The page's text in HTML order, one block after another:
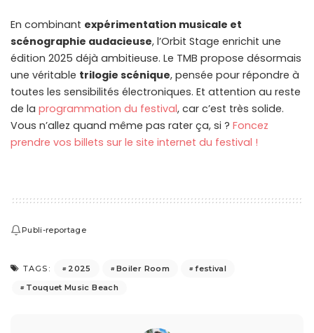
En combinant expérimentation musicale et
scénographie audacieuse, l’Orbit Stage enrichit une
édition 2025 déjà ambitieuse. Le TMB propose désormais
une véritable trilogie scénique, pensée pour répondre à
toutes les sensibilités électroniques. Et attention au reste
de la programmation du festival, car c’est très solide.
Vous n’allez quand même pas rater ça, si ? Foncez
prendre vos billets sur le site internet du festival !
Publi-reportage
TAGS: 2025 Boiler Room
festival
Touquet Music Beach